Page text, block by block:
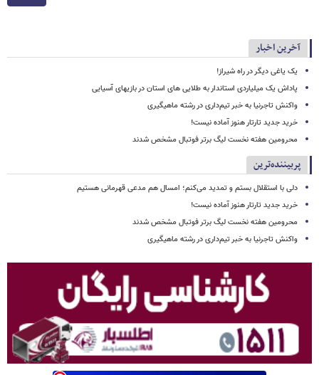
آخرین اخبار
یک یاغی دیگر در راه شیراز!
پاداش یک میلیاردی استاندار به طلایی های استان در بازیهای آسیایی
واکنش تاجرنیا به خبر تیم‌داری در رشته ماهیگیری
خرید جدید تارتار هنوز آماده نیست!
محرومین هفته نخست لیگ برتر فوتبال مشخص شدند
پربیننده‌ترین
دلی با استقلال بستم و تمدید می‌کنم؛ امسال هم مدعی قهرمانی هستیم
خرید جدید تارتار هنوز آماده نیست!
محرومین هفته نخست لیگ برتر فوتبال مشخص شدند
واکنش تاجرنیا به خبر تیم‌داری در رشته ماهیگیری